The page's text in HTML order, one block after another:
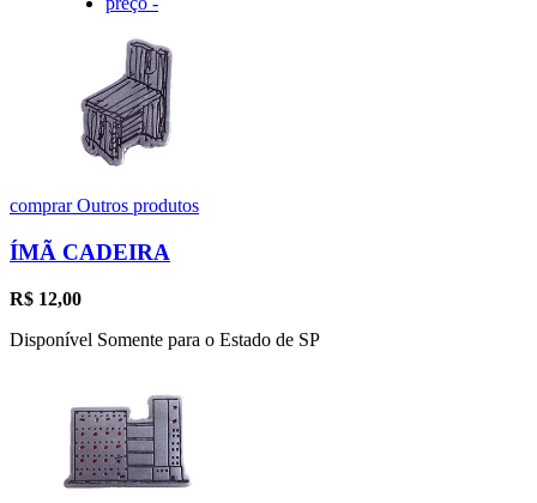
comprarOutros produtos
ÍMÃ CADEIRA
R$ 12,00
Disponível Somente para o Estado de SP